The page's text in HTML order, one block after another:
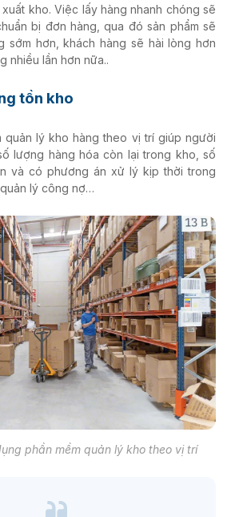
kho. Việc lấy hàng nhanh chóng sẽ
bị đơn hàng, qua đó sản phẩm sẽ
sớm hơn, khách hàng sẽ hài lòng hơn
nhiều lần hơn nữa..
tồn kho
quản lý kho hàng theo vị trí giúp người
lượng hàng hóa còn lại trong kho, số
và có phương án xử lý kịp thời trong
lý công nợ…
phần mềm quản lý kho theo vị trí